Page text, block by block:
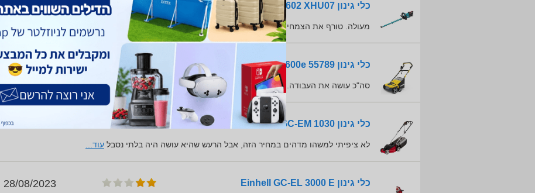
כלי גינון Makita DUH602 XHU07 11/10/2023
מעולה. טורף את הצמחיה.עוד...
כלי גינון Jasper JSW-1600e 55789 08/09/2023
סה"כ עושה את העבודה. לגבי אבק קצת פחות, יותר מפזר את האבק באויר. עוד...
כלי גינון Einhell GC-EM 1030 03/09/2023
לא ציפיתי למשהו מדהים במחיר הזה, אבל הרעש שהיא עושה היה בלתי נסבל עוד...
כלי גינון Einhell GC-EL 3000 E 28/08/2023